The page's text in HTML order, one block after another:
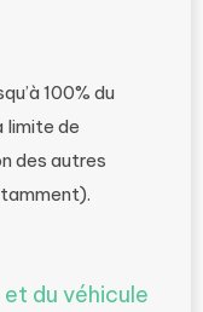
100% du
limite de
des autres
du véhicule